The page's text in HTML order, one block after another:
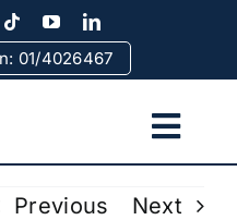
01/4026467
Previous Next